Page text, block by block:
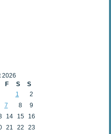
2026
F S
S
1
2
7 8
9
14 15
16
21 22
23